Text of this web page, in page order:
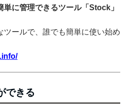
に管理できるツール「Stock」
ツールで、誰でも簡単に使い始め
できる